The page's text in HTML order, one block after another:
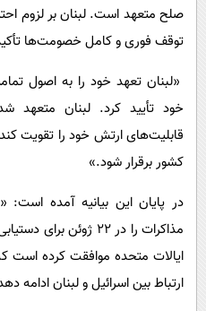
صلح متعهد است. لبنان بر لزوم
توقف فوری و کامل خصومت‌ها
«لبنان تعهد خود را به اصول
خود تأیید کرد. لبنان متعهد
قابلیت‌های ارتش خود را تقویت
کشور برقرار شود.»
در پایان این بیانیه آمده است:
مذاکرات را در ۲۲ ژوئن
ایالات متحده موافقت کرده است
ارتباط بین اسرائیل و لبنان ادامه